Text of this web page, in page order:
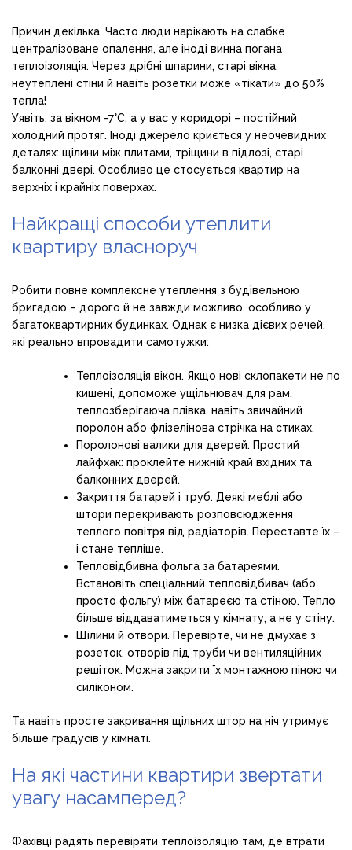
Причин декілька. Часто люди нарікають на слабке
централізоване опалення, але іноді винна погана
теплоізоляція. Через дрібні шпарини, старі вікна,
неутеплені стіни й навіть розетки може «тікати» до 50%
тепла!
Уявіть: за вікном -7°C, а у вас у коридорі – постійний
холодний протяг. Іноді джерело криється у неочевидних
деталях: щілини між плитами, тріщини в підлозі, старі
балконні двері. Особливо це стосується квартир на
верхніх і крайніх поверхах.
Найкращі способи утеплити
квартиру власноруч
Робити повне комплексне утеплення з будівельною
бригадою – дорого й не завжди можливо, особливо у
багатоквартирних будинках. Однак є низка дієвих речей,
які реально впровадити самотужки:
Теплоізоляція вікон. Якщо нові склопакети не по
кишені, допоможе ущільнювач для рам,
теплозберігаюча плівка, навіть звичайний
поролон або флізелінова стрічка на стиках.
Поролонові валики для дверей. Простий
лайфхак: проклейте нижній край вхідних та
балконних дверей.
Закриття батарей і труб. Деякі меблі або
штори перекривають розповсюдження
теплого повітря від радіаторів. Переставте їх –
і стане тепліше.
Тепловідбивна фольга за батареями.
Встановіть спеціальний тепловідбивач (або
просто фольгу) між батареєю та стіною. Тепло
більше віддаватиметься у кімнату, а не у стіну.
Щілини й отвори. Перевірте, чи не дмухає з
розеток, отворів під труби чи вентиляційних
решіток. Можна закрити їх монтажною піною чи
силіконом.
Та навіть просте закривання щільних штор на ніч утримує
більше градусів у кімнаті.
На які частини квартири звертати
увагу насамперед?
Фахівці радять перевіряти теплоізоляцію там, де втрати